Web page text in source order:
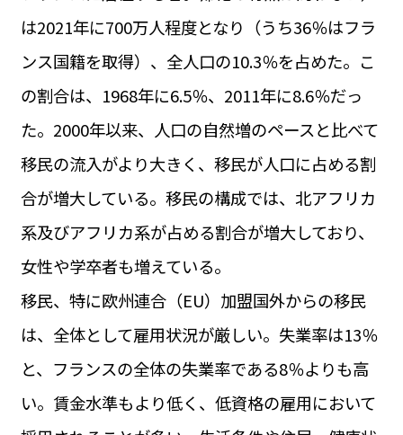
BUSINESS
ビジネス・キャリア
INFOS PRATIQUES
TAG
タグ
#パリ
#お土産 #トリビア
#データで読み解くフランス
#フランス交通機関
#求人
#フランスの教育制度
#アプリ
#いざという時に
#カルカッソンヌ Carcassonne
#サステナブル
#フランス生活
#レシピ #ビューティー
#アルザス地方
#フランスの地方 #フロマージュ
#おでかけ
運営会社
サイトポリシー
は2021年に700万人程度となり（うち36％はフラ
ンス国籍を取得）、全人口の10.3％を占めた。こ
の割合は、1968年に6.5％、2011年に8.6％だっ
た。2000年以来、人口の自然増のペースと比べて
移民の流入がより大きく、移民が人口に占める割
合が増大している。移民の構成では、北アフリカ
系及びアフリカ系が占める割合が増大しており、
女性や学卒者も増えている。
移民、特に欧州連合（EU）加盟国外からの移民
は、全体として雇用状況が厳しい。失業率は13％
と、フランスの全体の失業率である8％よりも高
い。賃金水準もより低く、低資格の雇用において